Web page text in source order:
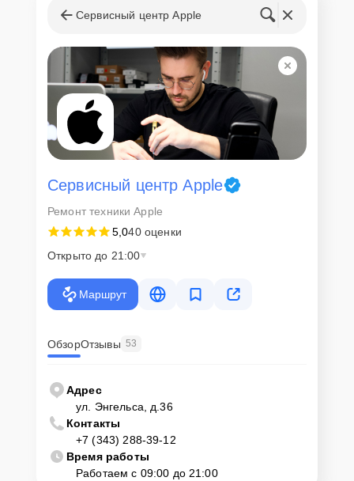
Сервисный центр Apple
Сервисный центр Apple
Ремонт техники Apple
5,040 оценки
Открыто до 21:00
Маршрут
ОбзорОтзывы 53
Адрес
ул. Энгельса, д.36
Контакты
+7 (343) 288-39-12
Время работы
Работаем с 09:00 до 21:00